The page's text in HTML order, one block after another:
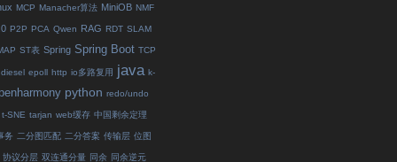
MCP Manacher算法 MiniOB NMF
P2P PCA Qwen RAG RDT SLAM
ST表 Spring Spring Boot TCP
diesel epoll http io多路复用 java k-
python redo/undo
t-SNE tarjan web缓存 中国剩余定理
务 二分图匹配 二分答案 传输层 位图
协议分层 双连通分量 同余 同余逆元